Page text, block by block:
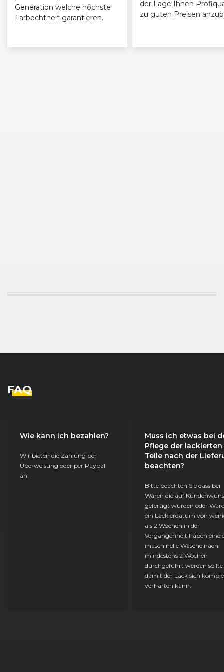
Generation welche höchste
Farbechtheit garantieren.
der Lage Ihnen
zu guten Preisen
FAQ
Wie kann ich bezahlen?
Wir bieten die Zahlung per
Überweisung oder per Paypal
an.
Muss ich etwas bei
Pflege der lackierten
Teile nach der
beachten?
Bitte beachten Sie dass bei
Waren die auf
gefertigt wurden oder
ein Lackierdatum von
als 2 Wochen in der
Vergangenheit haben eine
maschinelle Wäsche nach
mindestens 2 Wochen
durchgeführt werden sollte
damit der Lack sich
verhärten kann.